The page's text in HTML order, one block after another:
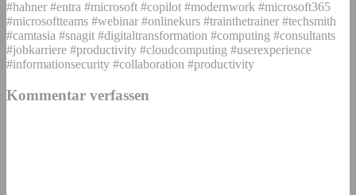
#hahner #entra #microsoft #copilot #modernwork #microsoft365
#microsoftteams #webinar #onlinekurs #trainthetrainer #techsmith
#camtasia #snagit #digitaltransformation #computing #consultants
#jobkarriere #productivity #cloudcomputing #userexperience
#informationsecurity #collaboration #productivity
Kommentar verfassen